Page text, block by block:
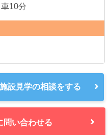
10分
施設見学の相談をする
問い合わせる